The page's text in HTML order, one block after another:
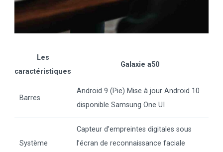
Les
caractéristiques
Galaxie a50
Barres
Android 9 (Pie) Mise à jour Android 10
disponible Samsung One UI
Système
Capteur d’empreintes digitales sous
l’écran de reconnaissance faciale